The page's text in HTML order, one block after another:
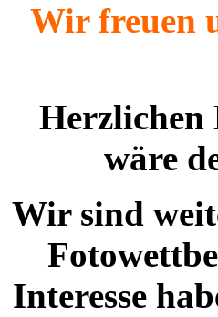
Wir freuen
Herzlichen
wäre
Wir sind
Interesse